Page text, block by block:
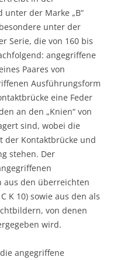
der Marke „B“
unter der
Serie, die von 160 bis
angegriffene
Paares von
Ausführungsform
eine Feder
an den „Knien“ von
sind, wobei die
der Kontaktbrücke und
stehen. Der
den überreichten
K 10) sowie aus den als
von denen
wird.
angegriffene